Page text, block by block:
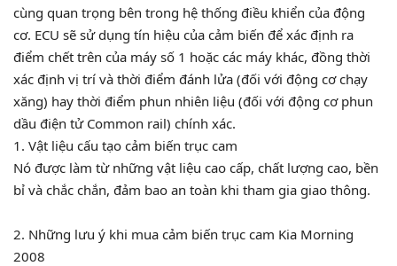
cùng quan trọng bên trong hệ thống điều khiển của động
cơ. ECU sẽ sử dụng tín hiệu của cảm biến để xác định ra
điểm chết trên của máy số 1 hoặc các máy khác, đồng thời
xác định vị trí và thời điểm đánh lửa (đối với động cơ chạy
xăng) hay thời điểm phun nhiên liệu (đối với động cơ phun
dầu điện tử Common rail) chính xác.
1. Vật liệu cấu tạo cảm biến trục cam
Nó được làm từ những vật liệu cao cấp, chất lượng cao, bền
bỉ và chắc chắn, đảm bao an toàn khi tham gia giao thông.
2. Những lưu ý khi mua cảm biến trục cam Kia Morning
2008